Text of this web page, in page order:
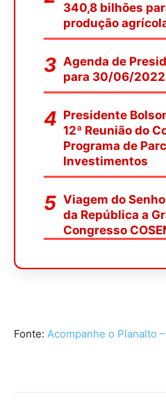
340,8 bilhões
produção
Agenda de
para 30/06/2022
Presidente
12ª Reunião do
Programa de
Investimentos
Viagem do
da República a
Congresso
Fonte: Acompanhe o Planalto